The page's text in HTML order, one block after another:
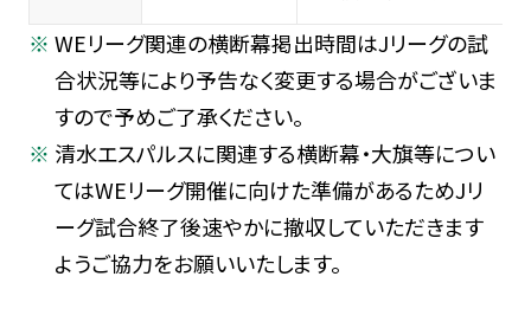
WEリーグ関連の横断幕掲出時間はJリーグの試
合状況等により予告なく変更する場合がございま
すので予めご了承ください。
清水エスパルスに関連する横断幕・大旗等につい
てはWEリーグ開催に向けた準備があるためJリ
ーグ試合終了後速やかに撤収していただきます
ようご協力をお願いいたします。